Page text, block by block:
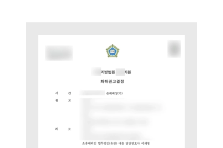
팀소개
대륜의 강점
오시는 길
글로벌 파트너 로펌
고객의 소리
통합검색
업무사례